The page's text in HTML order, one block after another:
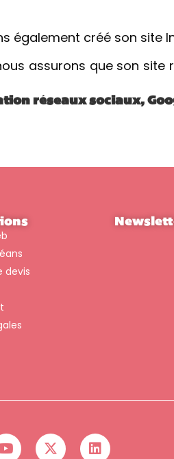
également créé son site
assurons que son
réseaux sociaux,
devis